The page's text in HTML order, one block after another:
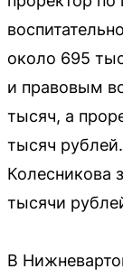
около 695
и правовым
тысяч, а
тысяч
Колесникова
тысячи
В